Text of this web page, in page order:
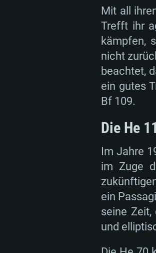
Für PC
Betriebssystem:
Prozessor: Dual-
Betriebssystem:
Prozessor: Intel
Prozessoren
Betriebssystem:
Prozessor: Dual-
Mit all
Trefft ihr
kämpfen,
nicht
beachtet,
ein gutes
Bf 109.
Die He
Im Jahre
im Zuge
ein
seine Zeit,
und